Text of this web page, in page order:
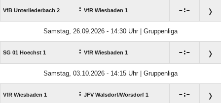
VfB Unterliederbach 2 : VfR Wiesbaden 1 :
Samstag, 26.09.2026 - 14:30 Uhr | Gruppenliga
SG 01 Hoechst 1 : VfR Wiesbaden 1 :
Samstag, 03.10.2026 - 14:15 Uhr | Gruppenliga
VfR Wiesbaden 1 : JFV Walsdorf/​Wörsdorf 1 :